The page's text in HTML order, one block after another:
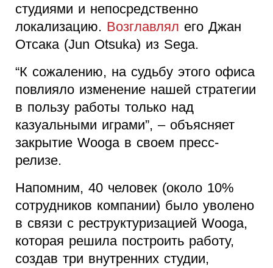
студиями и непосредственно
локализацию. Возглавлял его Джан
Отсака (Jun Otsuka) из Sega.
“К сожалению, на судьбу этого офиса
повлияло изменение нашей стратегии
в пользу работы только над
казуальными играми”, – объясняет
закрытие Wooga в своем пресс-
релизе.
Напомним, 40 человек (около 10%
сотрудников компании) было уволено
в связи с реструктуризацией Wooga,
которая решила построить работу,
создав три внутренних студии,